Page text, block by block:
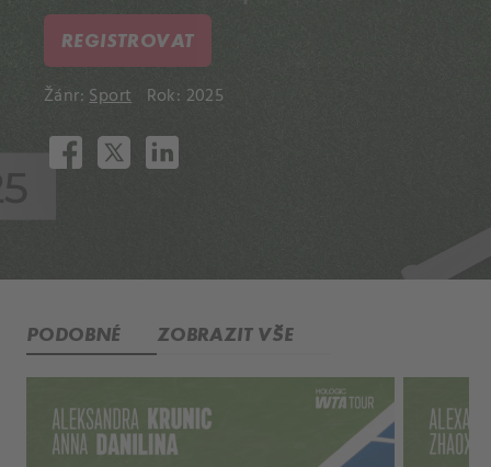
REGISTROVAT
Žánr:Sport Rok: 2025
PODOBNÉ ZOBRAZIT VŠE